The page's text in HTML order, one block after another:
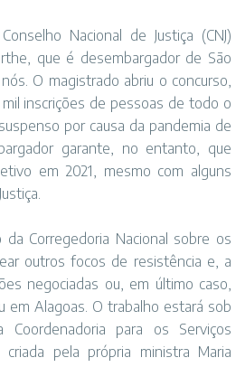
Nacional de Justiça (CNJ)
que é desembargador de São
O magistrado abriu o concurso,
inscrições de pessoas de todo o
por causa da pandemia de
garante, no entanto, que
em 2021, mesmo com alguns
Corregedoria Nacional sobre os
outros focos de resistência e, a
negociadas ou, em último caso,
em Alagoas. O trabalho estará sob
Coordenadoria para os Serviços
pela própria ministra Maria